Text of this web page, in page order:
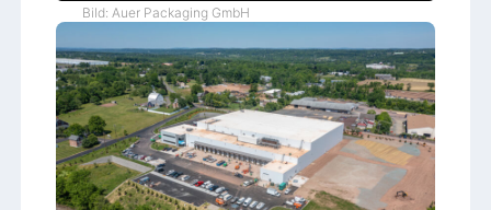
Bild: Auer Packaging GmbH